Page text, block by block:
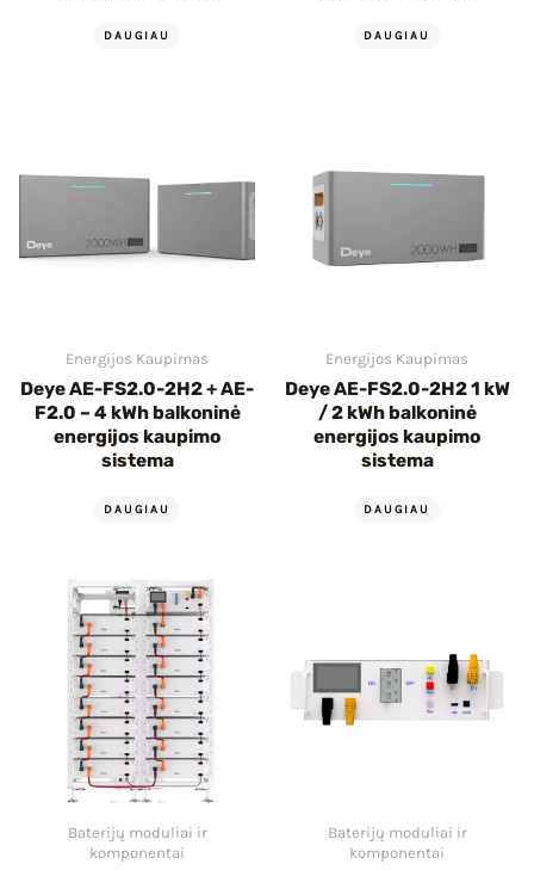
DAUGIAU DAUGIAU
Energijos Kaupimas
Deye AE-FS2.0-2H2 + AE-
F2.0 – 4 kWh balkoninė
energijos kaupimo
sistema
DAUGIAU
Energijos Kaupimas
Deye AE-FS2.0-2H2 1 kW
/ 2 kWh balkoninė
energijos kaupimo
sistema
DAUGIAU
Baterijų moduliai ir
komponentai
Baterijų moduliai ir
komponentai